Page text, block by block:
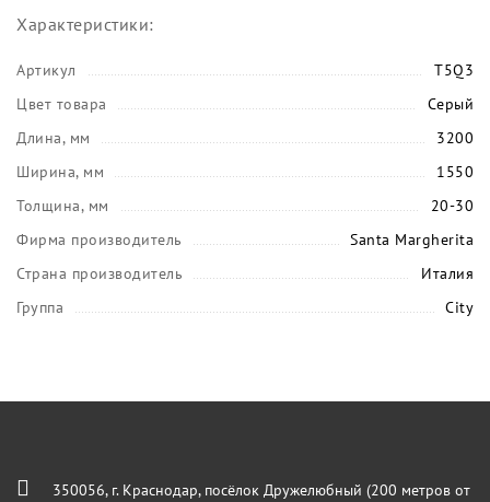
Характеристики:
Артикул
T5Q3
Цвет товара
Серый
Длина, мм
3200
Ширина, мм
1550
Толщина, мм
20-30
Фирма производитель
Santa Margherita
Страна производитель
Италия
Группа
City
350056, г. Краснодар, посёлок Дружелюбный (200 метров от